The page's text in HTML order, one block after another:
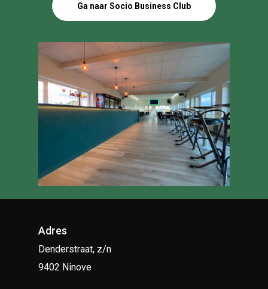
Ga naar Socio Business Club
Adres
Denderstraat, z/n
9402 Ninove